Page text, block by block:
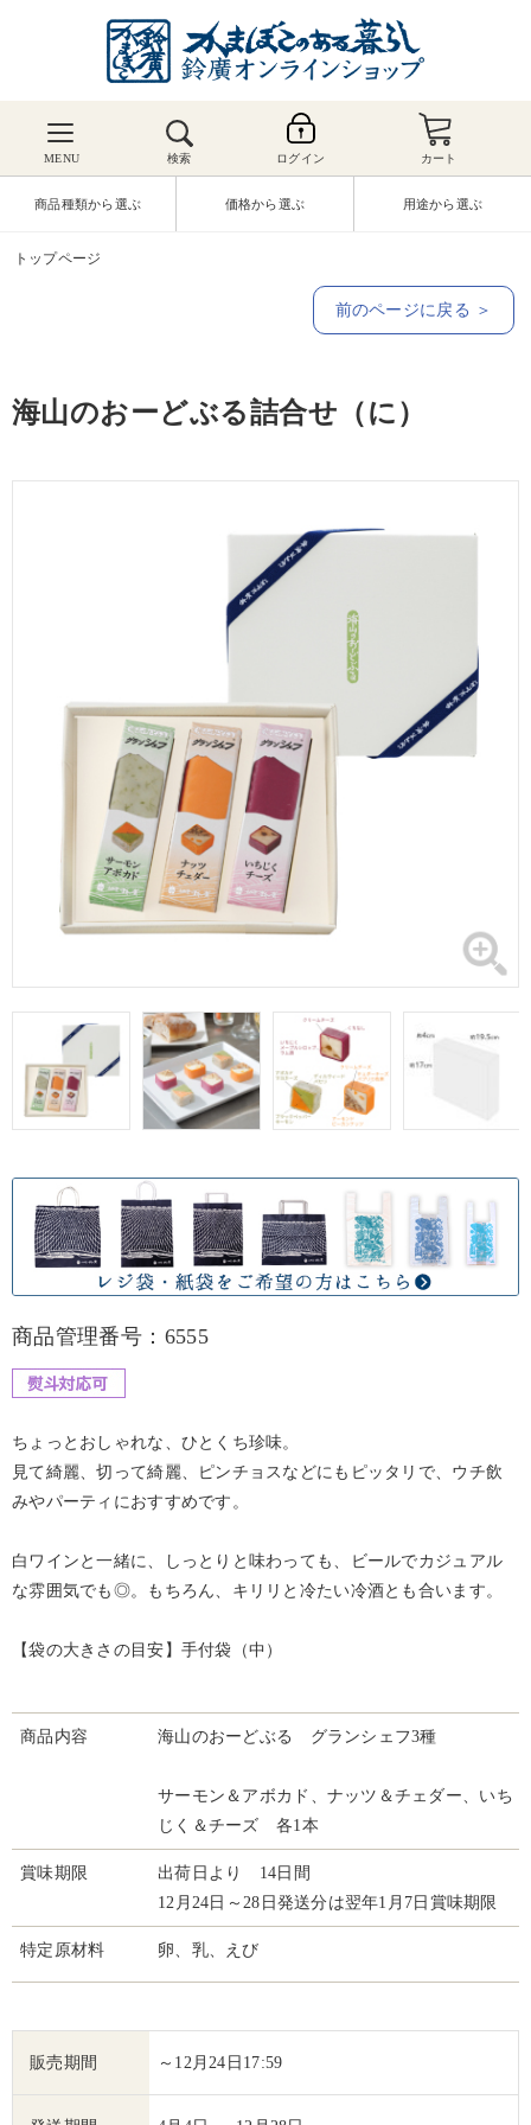
MENU 検索 ログイン カート
商品種類から選ぶ 価格から選ぶ 用途から選ぶ
トップページ
前のページに戻る ＞
海山のおーどぶる詰合せ（に）
商品管理番号：6555
ちょっとおしゃれな、ひとくち珍味。
見て綺麗、切って綺麗、ピンチョスなどにもピッタリで、ウチ飲
みやパーティにおすすめです。
白ワインと一緒に、しっとりと味わっても、ビールでカジュアル
な雰囲気でも◎。もちろん、キリリと冷たい冷酒とも合います。
【袋の大きさの目安】手付袋（中）
商品内容 海山のおーどぶる グランシェフ3種
サーモン＆アボカド、ナッツ＆チェダー、いち
じく＆チーズ 各1本
賞味期限
出荷日より 14日間
12月24日～28日発送分は翌年1月7日賞味期限
特定原材料 卵、乳、えび
販売期間 ～12月24日17:59